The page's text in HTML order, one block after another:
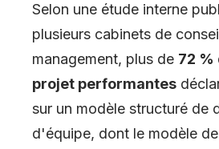
Selon une étude interne
plusieurs cabinets de
management, plus de 72 %
projet performantes
sur un modèle structuré de
d'équipe, dont le modèle